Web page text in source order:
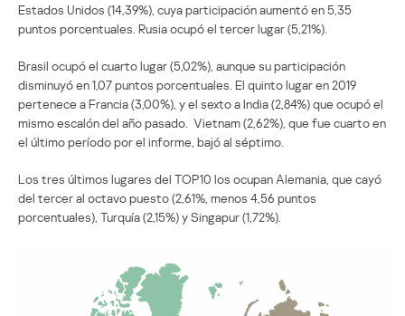
Estados Unidos (14,39%), cuya participación aumentó en 5,35
puntos porcentuales. Rusia ocupó el tercer lugar (5,21%).
Brasil ocupó el cuarto lugar (5,02%), aunque su participación
disminuyó en 1,07 puntos porcentuales. El quinto lugar en 2019
pertenece a Francia (3,00%), y el sexto a India (2,84%) que ocupó el
mismo escalón del año pasado. Vietnam (2,62%), que fue cuarto en
el último período por el informe, bajó al séptimo.
Los tres últimos lugares del TOP10 los ocupan Alemania, que cayó
del tercer al octavo puesto (2,61%, menos 4,56 puntos
porcentuales), Turquía (2,15%) y Singapur (1,72%).